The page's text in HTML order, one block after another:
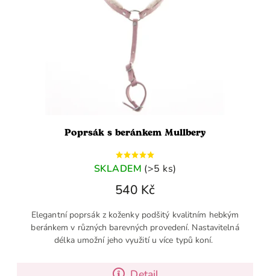
Poprsák s beránkem Mullbery
SKLADEM (>5 ks)
540 Kč
Elegantní poprsák z koženky podšitý kvalitním hebkým
beránkem v různých barevných provedení. Nastavitelná
délka umožní jeho využití u více typů koní.